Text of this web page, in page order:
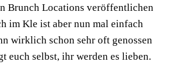
Brunch Locations veröffentlichen
im Kle ist aber nun mal einfach
wirklich schon sehr oft genossen
euch selbst, ihr werden es lieben.